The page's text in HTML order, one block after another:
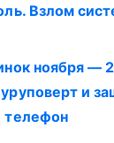
Взлом
ноября —
и
телефон